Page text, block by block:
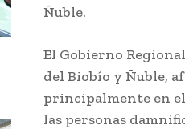
Ñuble.
El Gobierno
del Biobío y Ñuble,
principalmente en
las personas